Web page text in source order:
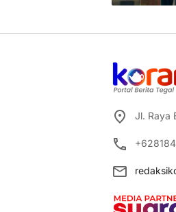
Jl. Raya